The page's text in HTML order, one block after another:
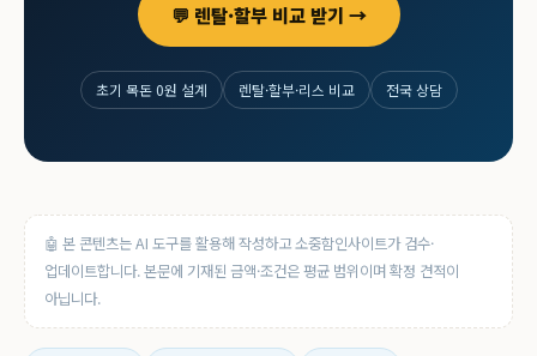
💬 렌탈·할부 비교 받기 →
초기 목돈 0원 설계 렌탈·할부·리스 비교 전국 상담
🤖 본 콘텐츠는 AI 도구를 활용해 작성하고 소중함인사이트가 검수·
업데이트합니다. 본문에 기재된 금액·조건은 평균 범위이며 확정 견적이
아닙니다.